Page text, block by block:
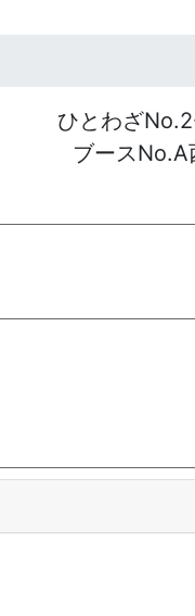
ひとわざ
ブースNo.A